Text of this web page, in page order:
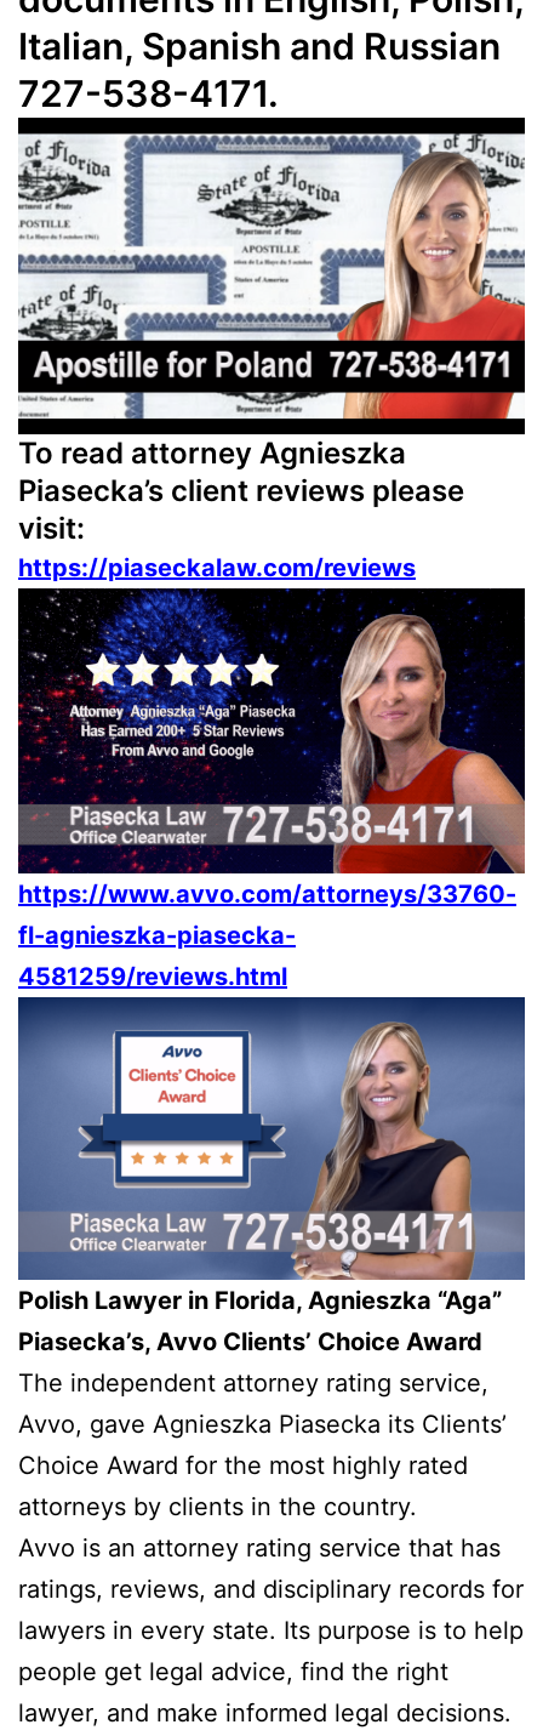
Italian, Spanish and Russian
727-538-4171.
To read attorney Agnieszka
Piasecka’s client reviews please
visit:
https://piaseckalaw.com/reviews
https://www.avvo.com/attorneys/33760-
fl-agnieszka-piasecka-
4581259/reviews.html
Polish Lawyer in Florida, Agnieszka “Aga”
Piasecka’s, Avvo Clients’ Choice Award
The independent attorney rating service,
Avvo, gave Agnieszka Piasecka its Clients’
Choice Award for the most highly rated
attorneys by clients in the country.
Avvo is an attorney rating service that has
ratings, reviews, and disciplinary records for
lawyers in every state. Its purpose is to help
people get legal advice, find the right
lawyer, and make informed legal decisions.